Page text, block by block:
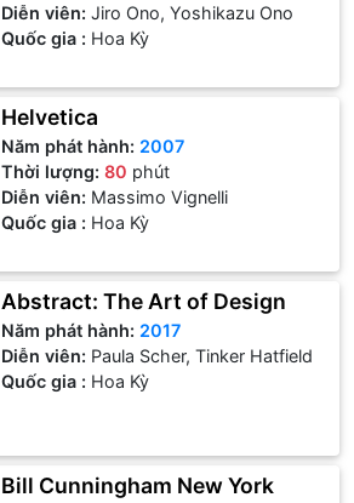
Diễn viên:Jiro Ono, Yoshikazu Ono
Quốc gia : Hoa Kỳ
Helvetica
Năm phát hành: 2007
Thời lượng:80 phút
Diễn viên: Massimo Vignelli
Quốc gia : Hoa Kỳ
Abstract: The Art of Design
Năm phát hành: 2017
Diễn viên: Paula Scher, Tinker Hatfield
Quốc gia : Hoa Kỳ
Bill Cunningham New York